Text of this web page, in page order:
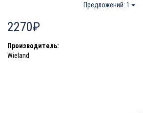
Предложений: 1
2270₽
Производитель:
Wieland